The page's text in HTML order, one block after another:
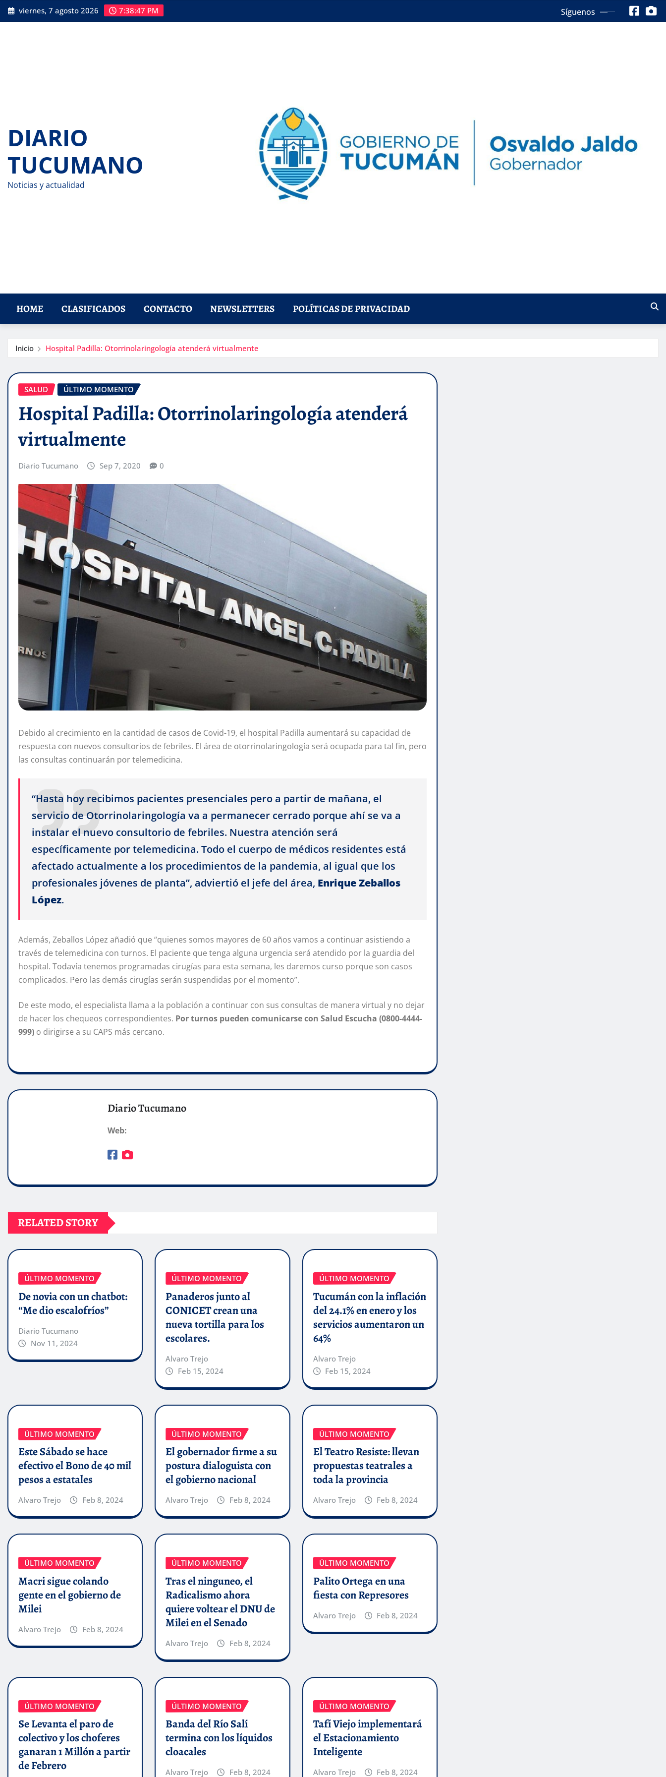
Saltar
al
viernes, 7 agosto 2026 7:38:48 PM Síguenos
DIARIO
TUCUMANO
Noticias y actualidad
HOME CLASIFICADOS CONTACTO NEWSLETTERS POLÍTICAS DE PRIVACIDAD
Inicio Hospital Padilla: Otorrinolaringología atenderá virtualmente
SALUD ÚLTIMO MOMENTO
Hospital Padilla: Otorrinolaringología atenderá
virtualmente
Diario Tucumano Sep 7, 2020 0
Debido al crecimiento en la cantidad de casos de Covid-19, el hospital Padilla aumentará su capacidad de
respuesta con nuevos consultorios de febriles. El área de otorrinolaringología será ocupada para tal fin, pero
las consultas continuarán por telemedicina.
“Hasta hoy recibimos pacientes presenciales pero a partir de mañana, el
servicio de Otorrinolaringología va a permanecer cerrado porque ahí se va a
instalar el nuevo consultorio de febriles. Nuestra atención será
específicamente por telemedicina. Todo el cuerpo de médicos residentes está
afectado actualmente a los procedimientos de la pandemia, al igual que los
profesionales jóvenes de planta”, adviertió el jefe del área, Enrique Zeballos
López.
Además, Zeballos López añadió que “quienes somos mayores de 60 años vamos a continuar asistiendo a
través de telemedicina con turnos. El paciente que tenga alguna urgencia será atendido por la guardia del
hospital. Todavía tenemos programadas cirugías para esta semana, les daremos curso porque son casos
complicados. Pero las demás cirugías serán suspendidas por el momento”.
De este modo, el especialista llama a la población a continuar con sus consultas de manera virtual y no dejar
de hacer los chequeos correspondientes. Por turnos pueden comunicarse con Salud Escucha (0800-4444-
999) o dirigirse a su CAPS más cercano.
Diario Tucumano
Web:
RELATED STORY
ÚLTIMO MOMENTO
De novia con un chatbot:
“Me dio escalofríos”
Diario Tucumano
Nov 11, 2024
ÚLTIMO MOMENTO
Panaderos junto al
CONICET crean una
nueva tortilla para los
escolares.
Alvaro Trejo
Feb 15, 2024
ÚLTIMO MOMENTO
Tucumán con la inflación
del 24.1% en enero y los
servicios aumentaron un
64%
Alvaro Trejo
Feb 15, 2024
ÚLTIMO MOMENTO
Este Sábado se hace
efectivo el Bono de 40 mil
pesos a estatales
Alvaro Trejo Feb 8, 2024
ÚLTIMO MOMENTO
El gobernador firme a su
postura dialoguista con
el gobierno nacional
Alvaro Trejo Feb 8, 2024
ÚLTIMO MOMENTO
El Teatro Resiste: llevan
propuestas teatrales a
toda la provincia
Alvaro Trejo Feb 8, 2024
ÚLTIMO MOMENTO
Macri sigue colando
gente en el gobierno de
Milei
Alvaro Trejo Feb 8, 2024
ÚLTIMO MOMENTO
Tras el ninguneo, el
Radicalismo ahora
quiere voltear el DNU de
Milei en el Senado
Alvaro Trejo Feb 8, 2024
ÚLTIMO MOMENTO
Palito Ortega en una
fiesta con Represores
Alvaro Trejo Feb 8, 2024
ÚLTIMO MOMENTO
Se Levanta el paro de
colectivo y los choferes
ganaran 1 Millón a partir
de Febrero
ÚLTIMO MOMENTO
Banda del Río Salí
termina con los líquidos
cloacales
Alvaro Trejo Feb 8, 2024
ÚLTIMO MOMENTO
Tafí Viejo implementará
el Estacionamiento
Inteligente
Alvaro Trejo Feb 8, 2024